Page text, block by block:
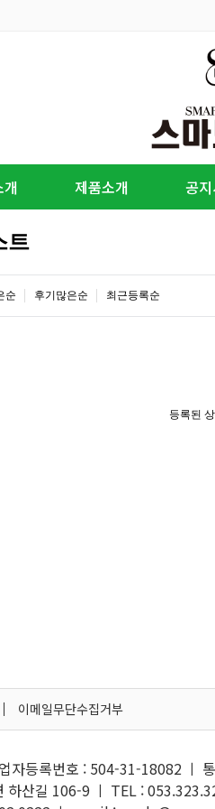
개 제품소개 공
트
순 후기많은순 최근등록순
등록된
이메일무단수집거부
자등록번호 : 504-31-18082 ㅣ
하산길 106-9 ㅣ TEL :